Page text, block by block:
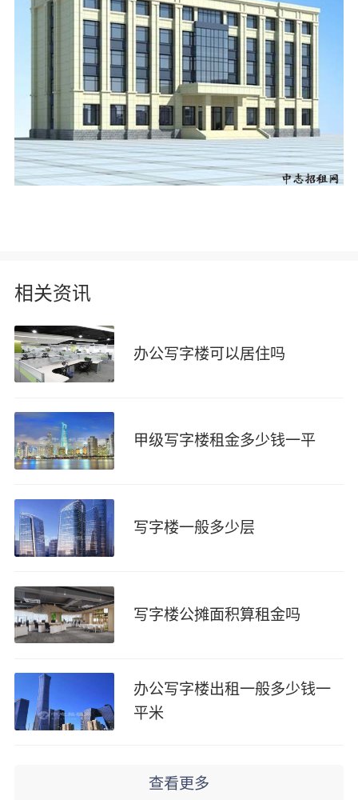
相关资讯
办公写字楼可以居住吗
甲级写字楼租金多少钱一平
写字楼一般多少层
写字楼公摊面积算租金吗
办公写字楼出租一般多少钱一
平米
查看更多